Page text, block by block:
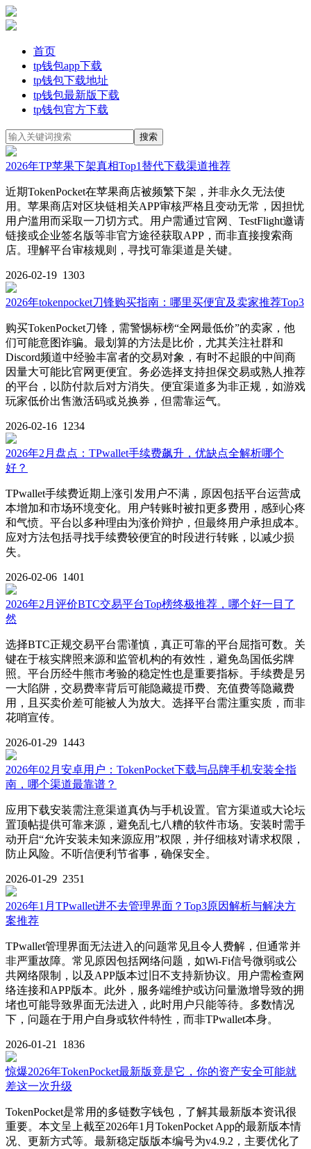
首页
tp钱包app下载
tp钱包下载地址
tp钱包最新版下载
tp钱包官方下载
2026年TP苹果下架真相Top1替代下载渠道推荐
近期TokenPocket在苹果商店被频繁下架，并非永久无法使
用。苹果商店对区块链相关APP审核严格且变动无常，因担忧
用户滥用而采取一刀切方式。用户需通过官网、TestFlight邀请
链接或企业签名版等非官方途径获取APP，而非直接搜索商
店。理解平台审核规则，寻找可靠渠道是关键。
2026-02-19 1303
2026年tokenpocket刀锋购买指南：哪里买便宜及卖家推荐Top3
购买TokenPocket刀锋，需警惕标榜“全网最低价”的卖家，他
们可能意图诈骗。最划算的方法是比价，尤其关注社群和
Discord频道中经验丰富者的交易对象，有时不起眼的中间商
因量大可能比官网更便宜。务必选择支持担保交易或熟人推荐
的平台，以防付款后对方消失。便宜渠道多为非正规，如游戏
玩家低价出售激活码或兑换券，但需靠运气。
2026-02-16 1234
2026年2月盘点：TPwallet手续费飙升，优缺点全解析哪个
好？
TPwallet手续费近期上涨引发用户不满，原因包括平台运营成
本增加和市场环境变化。用户转账时被扣更多费用，感到心疼
和气愤。平台以多种理由为涨价辩护，但最终用户承担成本。
应对方法包括寻找手续费较便宜的时段进行转账，以减少损
失。
2026-02-06 1401
2026年2月评价BTC交易平台Top榜终极推荐，哪个好一目了
然
选择BTC正规交易平台需谨慎，真正可靠的平台屈指可数。关
键在于核实牌照来源和监管机构的有效性，避免岛国低劣牌
照。平台历经牛熊市考验的稳定性也是重要指标。手续费是另
一大陷阱，交易费率背后可能隐藏提币费、充值费等隐藏费
用，且买卖价差可能被人为放大。选择平台需注重实质，而非
花哨宣传。
2026-01-29 1443
2026年02月安卓用户：TokenPocket下载与品牌手机安装全指
南，哪个渠道最靠谱？
应用下载安装需注意渠道真伪与手机设置。官方渠道或大论坛
置顶帖提供可靠来源，避免乱七八糟的软件市场。安装时需手
动开启“允许安装未知来源应用”权限，并仔细核对请求权限，
防止风险。不听信便利节省事，确保安全。
2026-01-29 2351
2026年1月TPwallet进不去管理界面？Top3原因解析与解决方
案推荐
TPwallet管理界面无法进入的问题常见且令人费解，但通常并
非严重故障。常见原因包括网络问题，如Wi-Fi信号微弱或公
共网络限制，以及APP版本过旧不支持新协议。用户需检查网
络连接和APP版本。此外，服务端维护或访问量激增导致的拥
堵也可能导致界面无法进入，此时用户只能等待。多数情况
下，问题在于用户自身或软件特性，而非TPwallet本身。
2026-01-21 1836
惊爆2026年TokenPocket最新版竟是它，你的资产安全可能就
差这一次升级
TokenPocket是常用的多链数字钱包，了解其最新版本资讯很
重要。本文呈上截至2026年1月TokenPocket App的最新版本情
况、更新方式等。最新稳定版版本编号为v4.9.2，主要优化了